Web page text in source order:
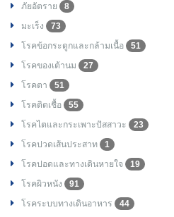
ภัยอัตราย
8
มะเร็ง
73
โรคข้อกระดูกและกล้ามเนื้อ
51
โรคของเต้านม
27
โรคตา
51
โรคติดเชื้อ
55
โรคไตและกระเพาะปัสสาวะ
23
โรคปวดเส้นประสาท
1
โรคปอดและทางเดินหายใจ
19
โรคผิวหนัง
91
โรคระบบทางเดินอาหาร
44